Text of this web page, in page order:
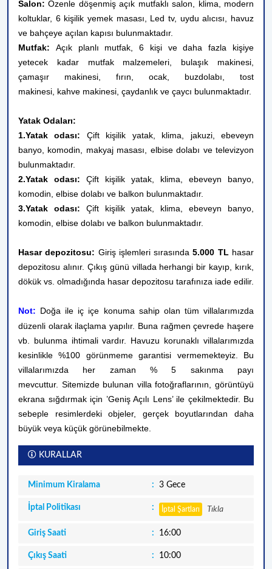
Salon: Özenle döşenmiş açık mutfaklı salon, klima, modern
koltuklar, 6 kişilik yemek masası, Led tv, uydu alıcısı, havuz
ve bahçeye açılan kapısı bulunmaktadır.
Mutfak: Açık planlı mutfak, 6 kişi ve daha fazla kişiye
yetecek kadar mutfak malzemeleri, bulaşık makinesi,
çamaşır makinesi, fırın, ocak, buzdolabı, tost
makinesi, kahve makinesi, çaydanlık ve çaycı bulunmaktadır.
Yatak Odaları:
1.Yatak odası: Çift kişilik yatak, klima, jakuzi, ebeveyn
banyo, komodin, makyaj masası, elbise dolabı ve televizyon
bulunmaktadır.
2.Yatak odası:
Çift kişilik yatak, klima, ebeveyn banyo,
komodin, elbise dolabı ve balkon bulunmaktadır.
3.Yatak odası: Çift kişilik yatak, klima, ebeveyn banyo,
komodin, elbise dolabı ve balkon bulunmaktadır.
Hasar depozitosu: Giriş işlemleri sırasında5.000 TL hasar
depozitosu alınır. Çıkış günü villada herhangi bir kayıp, kırık,
dökük vs. olmadığında hasar depozitosu tarafınıza iade edilir.
Not: Doğa ile iç içe konuma sahip olan tüm villalarımızda
düzenli olarak ilaçlama yapılır. Buna rağmen çevrede haşere
vb. bulunma ihtimali vardır. Havuzu korunaklı villalarımızda
kesinlikle %100 görünmeme garantisi vermemekteyiz. Bu
villalarımızda her zaman % 5 sakınma payı
mevcuttur. Sitemizde bulunan villa fotoğraflarının, görüntüyü
ekrana sığdırmak için ’Geniş Açılı Lens’ ile çekilmektedir. Bu
sebeple resimlerdeki objeler, gerçek boyutlarından daha
büyük veya küçük görünebilmekte.
KURALLAR
Minimum Kiralama 3 Gece
İptal Politikası İptal Şartları Tıkla
Giriş Saati 16:00
Çıkış Saati 10:00